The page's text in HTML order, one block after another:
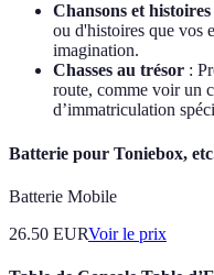
Chansons et
ou d'histoires que vos
imagination.
Chasses au trésor :
route, comme voir un
d’immatriculation
Batterie pour Toniebox,
Batterie Mobile
26.50 EURVoir le prix